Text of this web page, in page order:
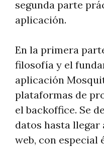
segunda parte
aplicación.
En la primera
filosofía y el
aplicación
plataformas de
el backoffice. Se
datos hasta llegar
web, con especial